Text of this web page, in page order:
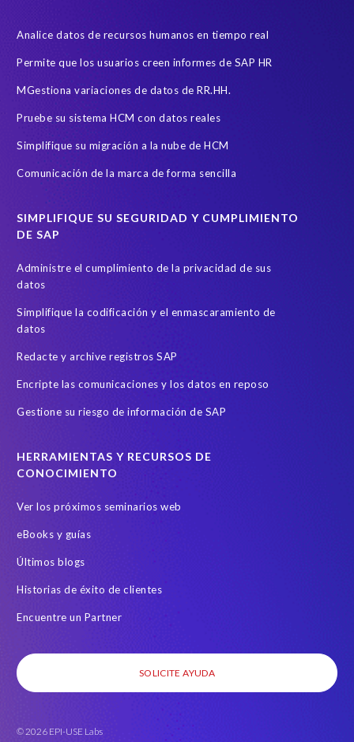
Analice datos de recursos humanos en tiempo real
Permite que los usuarios creen informes de SAP HR
MGestiona variaciones de datos de RR.HH.
Pruebe su sistema HCM con datos reales
Simplifique su migración a la nube de HCM
Comunicación de la marca de forma sencilla
SIMPLIFIQUE SU SEGURIDAD Y CUMPLIMIENTO
DE SAP
Administre el cumplimiento de la privacidad de sus
datos
Simplifique la codificación y el enmascaramiento de
datos
Redacte y archive registros SAP
Encripte las comunicaciones y los datos en reposo
Gestione su riesgo de información de SAP
HERRAMIENTAS Y RECURSOS DE
CONOCIMIENTO
Ver los próximos seminarios web
eBooks y guías
Últimos blogs
Historias de éxito de clientes
Encuentre un Partner
SOLICITE AYUDA
© 2026 EPI-USE Labs